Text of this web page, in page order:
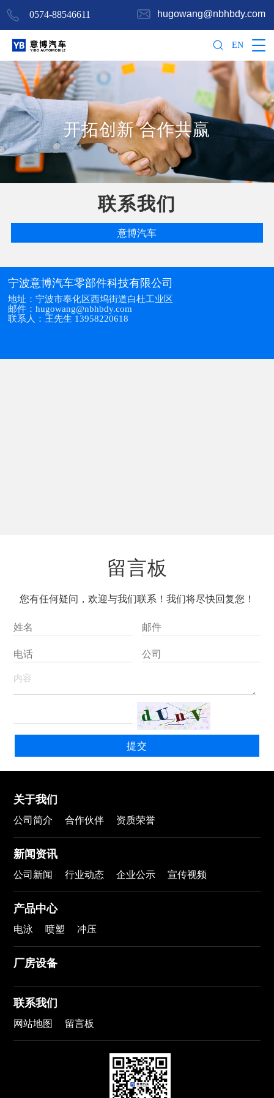
0574-88546611 hugowang@nbhbdy.com
EN
开拓创新 合作共赢
联系我们
意博汽车
宁波意博汽车零部件科技有限公司
地址：宁波市奉化区西坞街道白杜工业区
邮件：hugowang@nbhbdy.com
联系人：王先生 13958220618
留言板
您有任何疑问，欢迎与我们联系！我们将尽快回复您！
关于我们
公司简介 合作伙伴 资质荣誉
新闻资讯
公司新闻 行业动态 企业公示 宣传视频
产品中心
电泳 喷塑 冲压
厂房设备
联系我们
网站地图 留言板